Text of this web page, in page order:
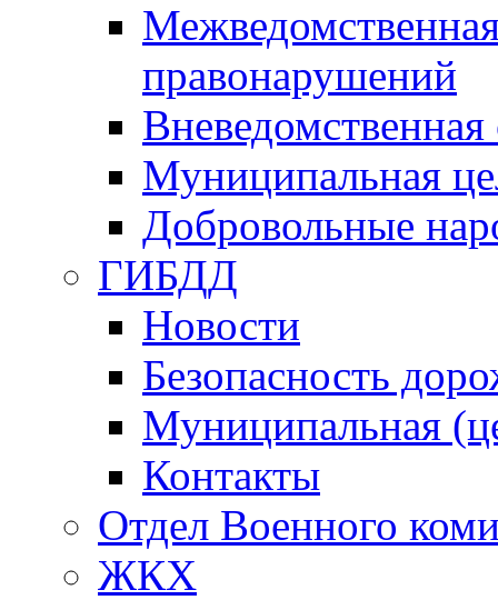
правонарушений
Вневедомственная
Муниципальная
Добровольные
ГИБДД
Новости
Безопасность
Муниципальная
Контакты
Отдел Военного
ЖКХ